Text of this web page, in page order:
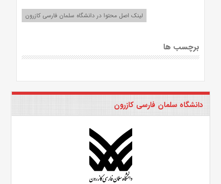
لینک اصل محتوا در دانشگاه سلمان فارسی کازرون
برچسب ها
دانشگاه سلمان فارسی کازرون